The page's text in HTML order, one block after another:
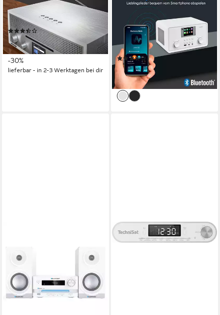
Milano Digitalradio (DAB)
kabelgebunden Stromversorgung
(6)
139,99 € UVP199,99 €
12,79 € mtl. in 12 Raten
-30%
lieferbar - in 2-3 Werktagen bei dir
Internetradio MEDION® LIFE®
P85027 (MD88069) Radio
10 W Leistung
Externes Netzteil
Stromversorgung
2.25 kg Gewicht
(4)
ab 129,95 €
11,87 €mtl. in 12 Raten
lieferbar - in 4-5 Werktagen bei dir